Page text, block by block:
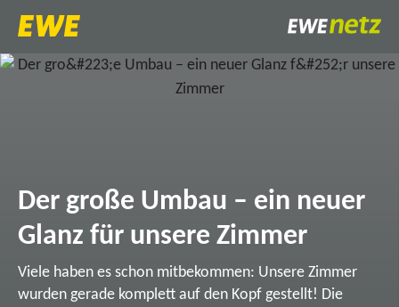
Der große Umbau – ein neuer
Glanz für unsere Zimmer
Viele haben es schon mitbekommen: Unsere Zimmer
wurden gerade komplett auf den Kopf gestellt! Die